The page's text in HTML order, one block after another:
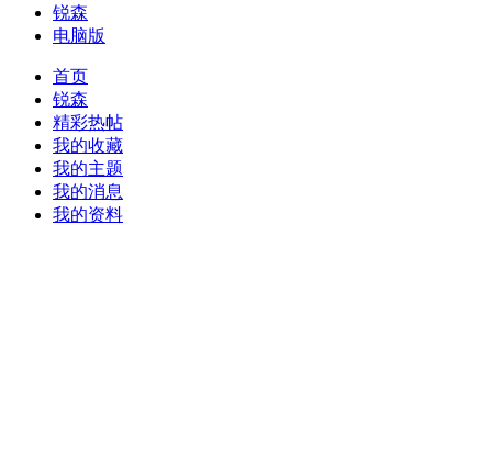
锐森
电脑版
首页
锐森
精彩热帖
我的收藏
我的主题
我的消息
我的资料